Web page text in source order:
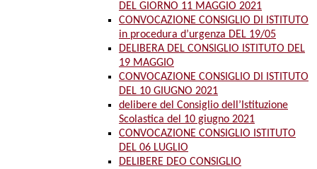
DEL GIORNO 11 MAGGIO 2021
CONVOCAZIONE CONSIGLIO DI ISTITUTO
in procedura d’urgenza DEL 19/05
DELIBERA DEL CONSIGLIO ISTITUTO DEL
19 MAGGIO
CONVOCAZIONE CONSIGLIO DI ISTITUTO
DEL 10 GIUGNO 2021
delibere del Consiglio dell’Istituzione
Scolastica del 10 giugno 2021
CONVOCAZIONE CONSIGLIO ISTITUTO
DEL 06 LUGLIO
DELIBERE DEO CONSIGLIO